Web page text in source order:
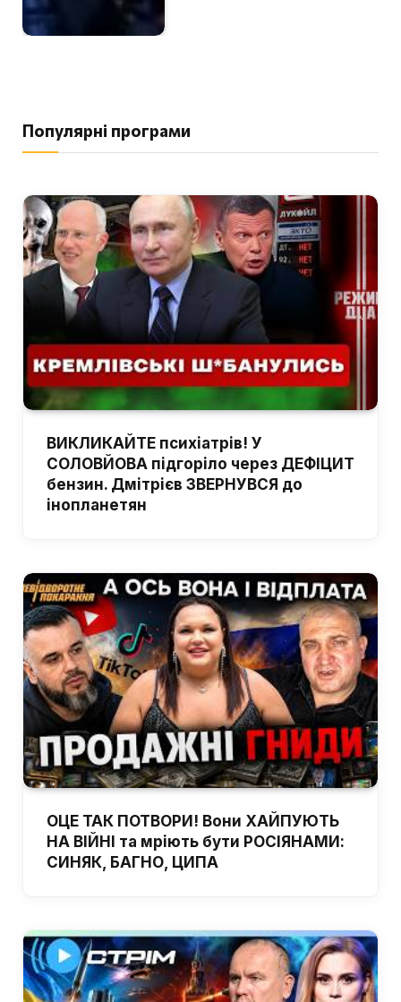
Популярні програми
ВИКЛИКАЙТЕ психіатрів! У
СОЛОВЙОВА підгоріло через ДЕФІЦИТ
бензин. Дмітрієв ЗВЕРНУВСЯ до
інопланетян
ОЦЕ ТАК ПОТВОРИ! Вони ХАЙПУЮТЬ
НА ВІЙНІ та мріють бути РОСІЯНАМИ:
СИНЯК, БАГНО, ЦИПА